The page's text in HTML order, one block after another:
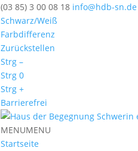
(03 85) 3 00 08 18 info@hdb-sn.de
Schwarz/Weiß
Farbdifferenz
Zurückstellen
Strg –
Strg 0
Strg +
Barrierefrei
MENUMENU
Startseite